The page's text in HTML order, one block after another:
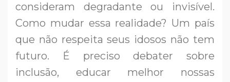
consideram degradante ou invisível.
Como mudar essa realidade? Um país
que não respeita seus idosos não tem
futuro. É preciso debater sobre
inclusão, educar melhor nossas